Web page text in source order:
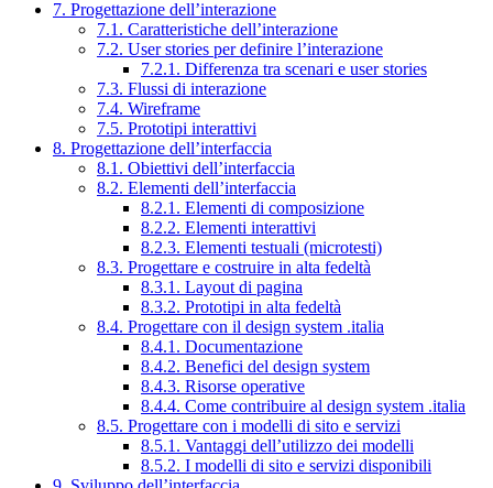
7. Progettazione dell’interazione
7.1. Caratteristiche dell’interazione
7.2. User stories per definire l’interazione
7.2.1. Differenza tra scenari e user stories
7.3. Flussi di interazione
7.4. Wireframe
7.5. Prototipi interattivi
8. Progettazione dell’interfaccia
8.1. Obiettivi dell’interfaccia
8.2. Elementi dell’interfaccia
8.2.1. Elementi di composizione
8.2.2. Elementi interattivi
8.2.3. Elementi testuali (microtesti)
8.3. Progettare e costruire in alta fedeltà
8.3.1. Layout di pagina
8.3.2. Prototipi in alta fedeltà
8.4. Progettare con il design system .italia
8.4.1. Documentazione
8.4.2. Benefici del design system
8.4.3. Risorse operative
8.4.4. Come contribuire al design system .italia
8.5. Progettare con i modelli di sito e servizi
8.5.1. Vantaggi dell’utilizzo dei modelli
8.5.2. I modelli di sito e servizi disponibili